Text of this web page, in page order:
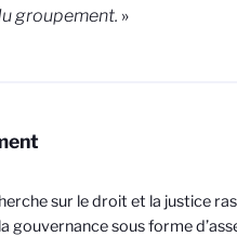
groupement. »
sur le droit et la justice
gouvernance sous forme